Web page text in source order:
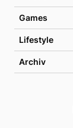
Games
Lifestyle
Archiv